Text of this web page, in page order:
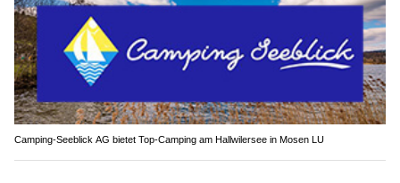
Camping-Seeblick AG bietet Top-Camping am Hallwilersee in Mosen LU